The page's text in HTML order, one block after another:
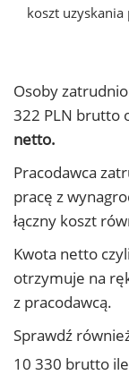
koszt uzyskania
Osoby
322 PLN brutto
netto.
Pracodawca
pracę z
łączny koszt
Kwota netto
otrzymuje na
z pracodawcą.
Sprawdź
10 330 brutto